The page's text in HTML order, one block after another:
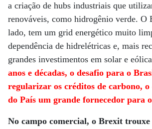
a criação de hubs industriais que
renováveis, como hidrogênio verde. O
lado, tem um grid energético muito
dependência de hidrelétricas e, mais
grandes investimentos em solar e
anos e décadas, o desafio para o
regularizar os créditos de carbono, o
do País um grande fornecedor para
No campo comercial, o Brexit